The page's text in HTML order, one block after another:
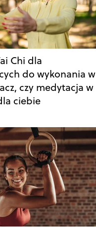
Chi dla
do wykonania w
czy medytacja w
ciebie